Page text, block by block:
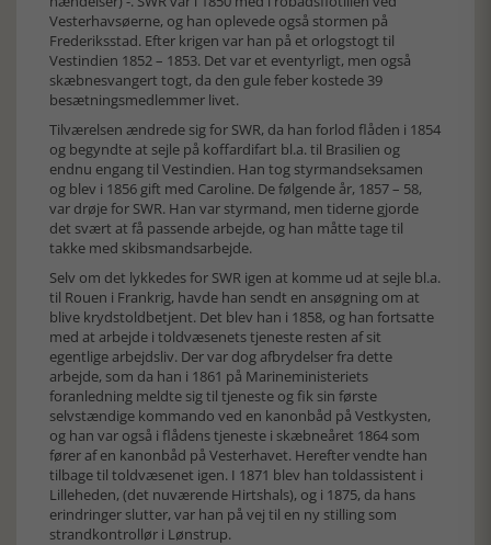
Vesterhavsøerne, og han oplevede også stormen på
Frederiksstad. Efter krigen var han på et orlogstogt til
Vestindien 1852 – 1853. Det var et eventyrligt, men også
skæbnesvangert togt, da den gule feber kostede 39
besætningsmedlemmer livet.
Tilværelsen ændrede sig for SWR, da han forlod flåden i 1854
og begyndte at sejle på koffardifart bl.a. til Brasilien og
endnu engang til Vestindien. Han tog styrmandseksamen
og blev i 1856 gift med Caroline. De følgende år, 1857 – 58,
var drøje for SWR. Han var styrmand, men tiderne gjorde
det svært at få passende arbejde, og han måtte tage til
takke med skibsmandsarbejde.
Selv om det lykkedes for SWR igen at komme ud at sejle bl.a.
til Rouen i Frankrig, havde han sendt en ansøgning om at
blive krydstoldbetjent. Det blev han i 1858, og han fortsatte
med at arbejde i toldvæsenets tjeneste resten af sit
egentlige arbejdsliv. Der var dog afbrydelser fra dette
arbejde, som da han i 1861 på Marineministeriets
foranledning meldte sig til tjeneste og fik sin første
selvstændige kommando ved en kanonbåd på Vestkysten,
og han var også i flådens tjeneste i skæbneåret 1864 som
fører af en kanonbåd på Vesterhavet. Herefter vendte han
tilbage til toldvæsenet igen. I 1871 blev han toldassistent i
Lilleheden, (det nuværende Hirtshals), og i 1875, da hans
erindringer slutter, var han på vej til en ny stilling som
strandkontrollør i Lønstrup.